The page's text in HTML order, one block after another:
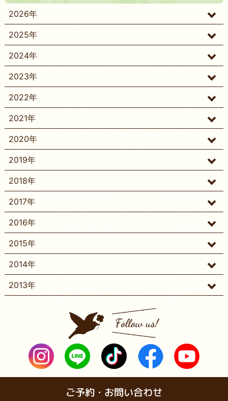
2026年
2025年
2024年
2023年
2022年
2021年
2020年
2019年
2018年
2017年
2016年
2015年
2014年
2013年
ご予約・お問い合わせ